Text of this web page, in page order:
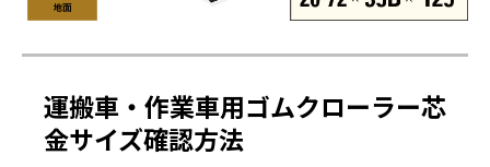
運搬車・作業車用ゴムクローラー芯
金サイズ確認方法